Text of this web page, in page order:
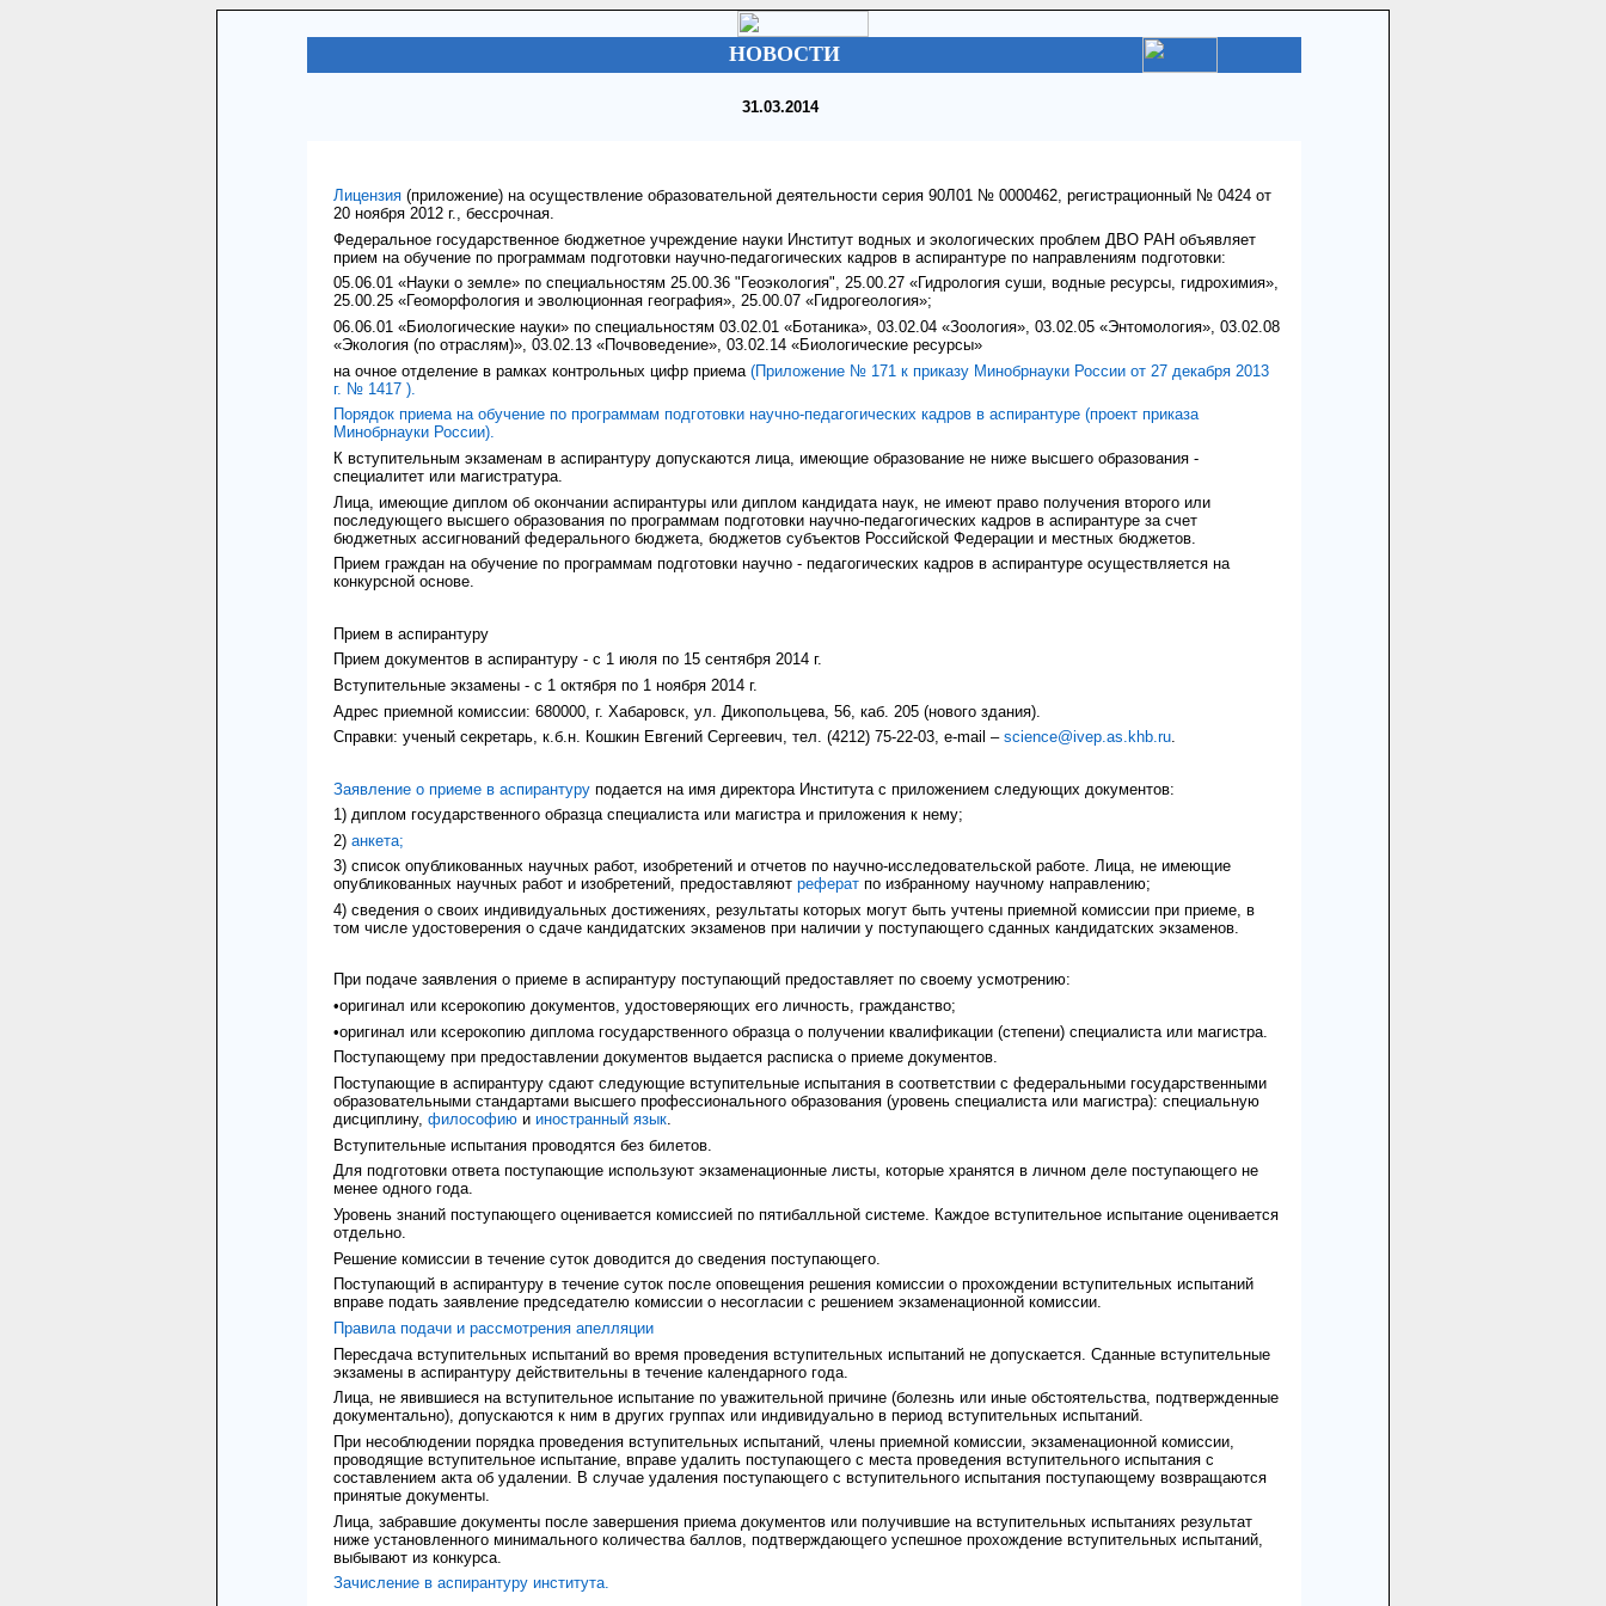
НОВОСТИ
31.03.2014
Лицензия (приложение) на осуществление образовательной деятельности серия 90Л01 № 0000462, регистрационный № 0424 от
20 ноября 2012 г., бессрочная.
Федеральное государственное бюджетное учреждение науки Институт водных и экологических проблем ДВО РАН объявляет
прием на обучение по программам подготовки научно-педагогических кадров в аспирантуре по направлениям подготовки:
05.06.01 «Науки о земле» по специальностям 25.00.36 "Геоэкология", 25.00.27 «Гидрология суши, водные ресурсы, гидрохимия»,
25.00.25 «Геоморфология и эволюционная география», 25.00.07 «Гидрогеология»;
06.06.01 «Биологические науки» по специальностям 03.02.01 «Ботаника», 03.02.04 «Зоология», 03.02.05 «Энтомология», 03.02.08
«Экология (по отраслям)», 03.02.13 «Почвоведение», 03.02.14 «Биологические ресурсы»
на очное отделение в рамках контрольных цифр приема (Приложение № 171 к приказу Минобрнауки России от 27 декабря 2013
г. № 1417 ).
Порядок приема на обучение по программам подготовки научно-педагогических кадров в аспирантуре (проект приказа
Минобрнауки России).
К вступительным экзаменам в аспирантуру допускаются лица, имеющие образование не ниже высшего образования -
специалитет или магистратура.
Лица, имеющие диплом об окончании аспирантуры или диплом кандидата наук, не имеют право получения второго или
последующего высшего образования по программам подготовки научно-педагогических кадров в аспирантуре за счет
бюджетных ассигнований федерального бюджета, бюджетов субъектов Российской Федерации и местных бюджетов.
Прием граждан на обучение по программам подготовки научно - педагогических кадров в аспирантуре осуществляется на
конкурсной основе.
Прием в аспирантуру
Прием документов в аспирантуру - с 1 июля по 15 сентября 2014 г.
Вступительные экзамены - с 1 октября по 1 ноября 2014 г.
Адрес приемной комиссии: 680000, г. Хабаровск, ул. Дикопольцева, 56, каб. 205 (нового здания).
Справки: ученый секретарь, к.б.н. Кошкин Евгений Сергеевич, тел. (4212) 75-22-03, e-mail – science@ivep.as. khb.ru.
Заявление о приеме в аспирантуруподается на имя директора Института с приложением следующих документов:
1) диплом государственного образца специалиста или магистра и приложения к нему;
2) анкета;
3) список опубликованных научных работ, изобретений и отчетов по научно-исследовательской работе. Лица, не имеющие
опубликованных научных работ и изобретений, предоставляют реферат по избранному научному направлению;
4) сведения о своих индивидуальных достижениях, результаты которых могут быть учтены приемной комиссии при приеме, в
том числе удостоверения о сдаче кандидатских экзаменов при наличии у поступающего сданных кандидатских экзаменов.
При подаче заявления о приеме в аспирантуру поступающий предоставляет по своему усмотрению:
•оригинал или ксерокопию документов, удостоверяющих его личность, гражданство;
•оригинал или ксерокопию диплома государственного образца о получении квалификации (степени) специалиста или магистра.
Поступающему при предоставлении документов выдается расписка о приеме документов.
Поступающие в аспирантуру сдают следующие вступительные испытания в соответствии с федеральными государственными
образовательными стандартами высшего профессионального образования (уровень специалиста или магистра): специальную
дисциплину, философию и иностранный язык.
Вступительные испытания проводятся без билетов.
Для подготовки ответа поступающие используют экзаменационные листы, которые хранятся в личном деле поступающего не
менее одного года.
Уровень знаний поступающего оценивается комиссией по пятибалльной системе. Каждое вступительное испытание оценивается
отдельно.
Решение комиссии в течение суток доводится до сведения поступающего.
Поступающий в аспирантуру в течение суток после оповещения решения комиссии о прохождении вступительных испытаний
вправе подать заявление председателю комиссии о несогласии с решением экзаменационной комиссии.
Правила подачи и рассмотрения апелляции
Пересдача вступительных испытаний во время проведения вступительных испытаний не допускается. Сданные вступительные
экзамены в аспирантуру действительны в течение календарного года.
Лица, не явившиеся на вступительное испытание по уважительной причине (болезнь или иные обстоятельства, подтвержденные
документально), допускаются к ним в других группах или индивидуально в период вступительных испытаний.
При несоблюдении порядка проведения вступительных испытаний, члены приемной комиссии, экзаменационной комиссии,
проводящие вступительное испытание, вправе удалить поступающего с места проведения вступительного испытания с
составлением акта об удалении. В случае удаления поступающего с вступительного испытания поступающему возвращаются
принятые документы.
Лица, забравшие документы после завершения приема документов или получившие на вступительных испытаниях результат
ниже установленного минимального количества баллов, подтверждающего успешное прохождение вступительных испытаний,
выбывают из конкурса.
Зачисление в аспирантуру института.